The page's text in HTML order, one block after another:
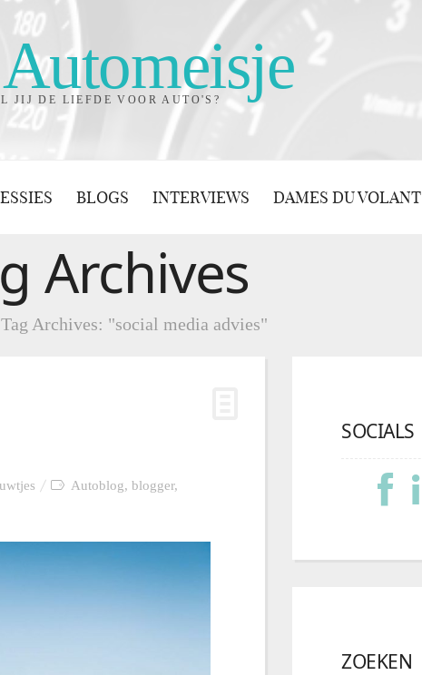
JIJ DE LIEFDE VOOR AUTO'S?
BLOGS INTERVIEWS DAMES DU VOLANT
Archives
Tag Archives: "social media advies"
Autoblog, blogger,
SOCIALS
ZOEKEN